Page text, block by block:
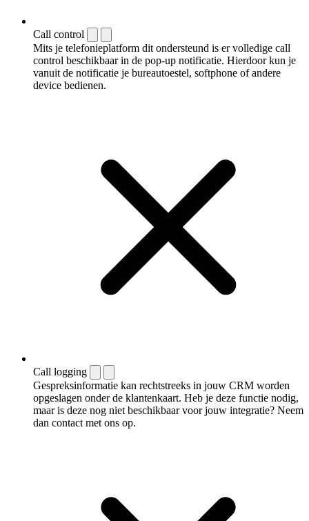
Call control
Mits je telefonieplatform dit ondersteund is er volledige call
control beschikbaar in de pop-up notificatie. Hierdoor kun je
vanuit de notificatie je bureautoestel, softphone of andere
device bedienen.
Call logging
Gespreksinformatie kan rechtstreeks in jouw CRM worden
opgeslagen onder de klantenkaart. Heb je deze functie nodig,
maar is deze nog niet beschikbaar voor jouw integratie? Neem
dan contact met ons op.